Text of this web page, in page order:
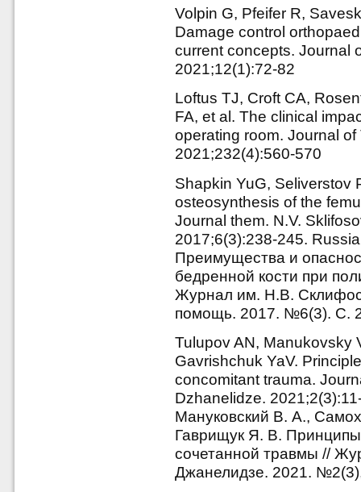
Volpin G, Pfeifer R,
Damage control
current concepts. Journal
2021;12(1):72-82
Loftus TJ, Croft CA,
FA, et al. The clinical
operating room. Journal
2021;232(4):560-570
Shapkin YuG, Seliverstov
osteosynthesis of the
Journal them. N.V.
2017;6(3):238-245.
Преимущества и
бедренной кости при
Журнал им. Н.В.
помощь. 2017. №6(3). С.
Tulupov AN, Manukovsky
Gavrishchuk YaV.
concomitant trauma.
Dzhanelidze.
Мануковский В. А.,
Гаврищук Я. В. Принципы
сочетанной травмы //
Джанелидзе. 2021.